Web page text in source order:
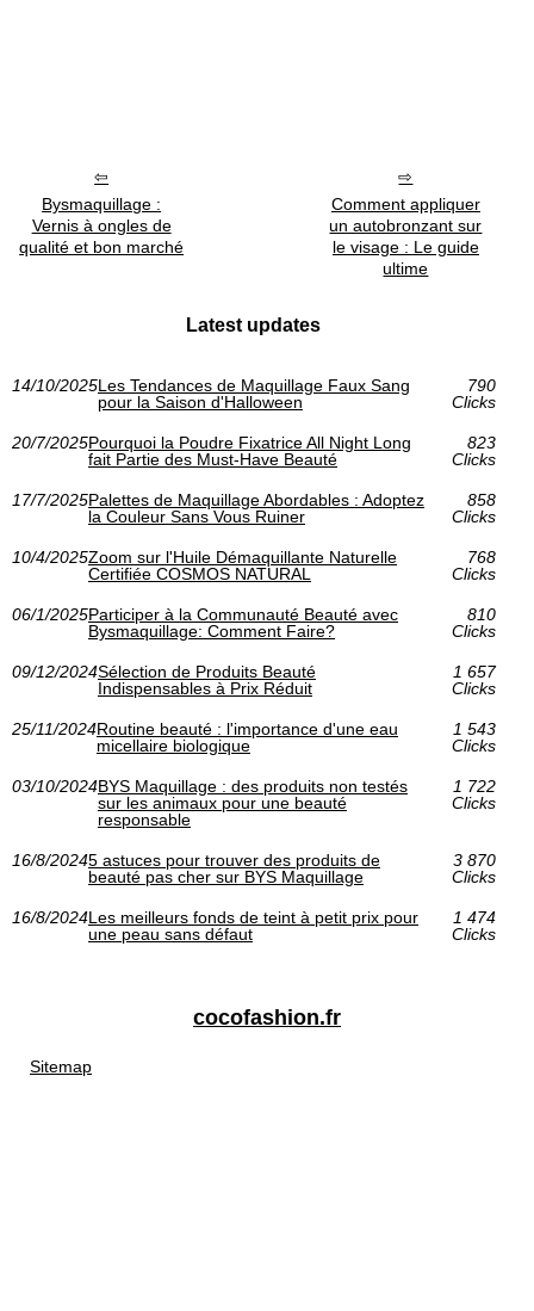
Bysmaquillage :
Vernis à ongles de
qualité et bon marché
Comment appliquer
un autobronzant sur
le visage : Le guide
ultime
Latest updates
14/10/2025Les Tendances de Maquillage Faux Sang
pour la Saison d'Halloween
790
Clicks
20/7/2025Pourquoi la Poudre Fixatrice All Night Long
fait Partie des Must-Have Beauté
823
Clicks
17/7/2025Palettes de Maquillage Abordables : Adoptez
la Couleur Sans Vous Ruiner
858
Clicks
10/4/2025Zoom sur l'Huile Démaquillante Naturelle
Certifiée COSMOS NATURAL
768
Clicks
06/1/2025Participer à la Communauté Beauté avec
Bysmaquillage: Comment Faire?
810
Clicks
09/12/2024Sélection de Produits Beauté
Indispensables à Prix Réduit
1 657
Clicks
25/11/2024Routine beauté : l'importance d'une eau
micellaire biologique
1 543
Clicks
03/10/2024BYS Maquillage : des produits non testés
sur les animaux pour une beauté
responsable
1 722
Clicks
16/8/20245 astuces pour trouver des produits de
beauté pas cher sur BYS Maquillage
3 870
Clicks
16/8/2024Les meilleurs fonds de teint à petit prix pour
une peau sans défaut
1 474
Clicks
cocofashion.fr
Sitemap